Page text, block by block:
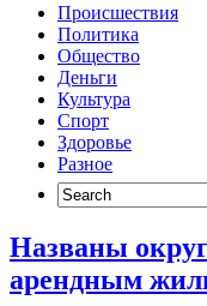
Происшествия
Политика
Общество
Деньги
Культура
Спорт
Здоровье
Разное
Search
for:
Названы
арендным